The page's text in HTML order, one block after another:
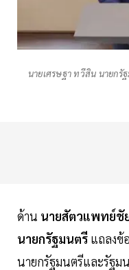
นายเศรษฐา ทวีสิน นายกรั
ด้าน นายสัตวแพทย์ชั
นายกรัฐมนตรี แถลงข้
นายกรัฐมนตรีและรัฐม